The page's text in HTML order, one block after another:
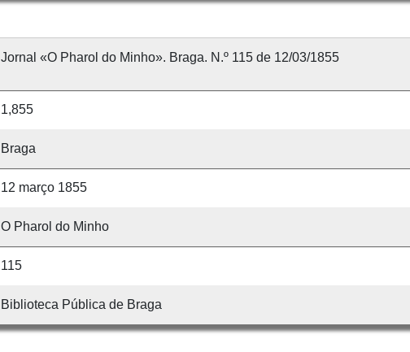
Jornal «O Pharol do Minho». Braga. N.º 115 de 12/03/1855
1,855
Braga
12 março 1855
O Pharol do Minho
115
Biblioteca Pública de Braga